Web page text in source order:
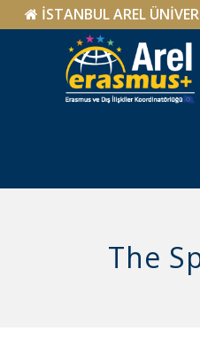
İSTANBUL AREL
The